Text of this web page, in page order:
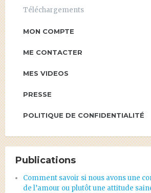
Téléchargements
MON COMPTE
ME CONTACTER
MES VIDEOS
PRESSE
POLITIQUE DE CONFIDENTIALITÉ
Publications
Comment savoir si nous avons une
de l’amour ou plutôt une attitude